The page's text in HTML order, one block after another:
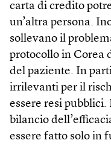
carta di credito
un’altra persona.
sollevano il
protocollo in Corea
del paziente. In
irrilevanti per il
essere resi
bilancio
essere fatto solo in